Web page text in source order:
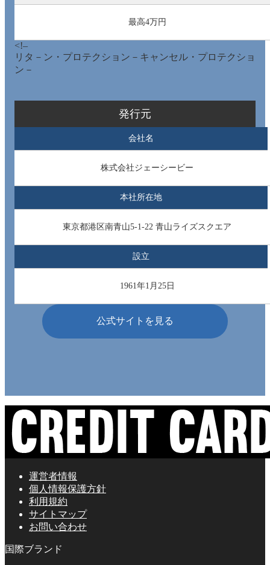
最高4万円
<!–
リタ－ン・プロテクション－キャンセル・プロテクショ
ン－
発行元
会社名
株式会社ジェーシービー
本社所在地
東京都港区南青山5-1-22 青山ライズスクエア
設立
1961年1月25日
公式サイトを見る
運営者情報
個人情報保護方針
利用規約
サイトマップ
お問い合わせ
国際ブランド